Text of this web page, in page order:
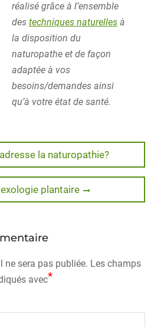
réalisé grâce à l’ensemble
des techniques naturellesà
la disposition du
naturopathe et de façon
adaptée à vos
besoins/demandes ainsi
qu’à votre état de santé.
la naturopathie?
plantaire
ne sera pas publiée. Les champs
avec*